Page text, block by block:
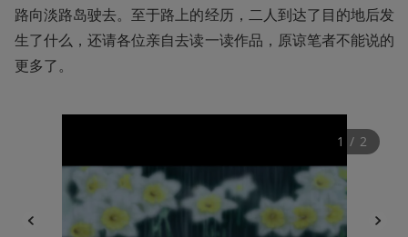
路向淡路岛驶去。至于路上的经历，二人到达了目的地后发
生了什么，还请各位亲自去读一读作品，原谅笔者不能说的
更多了。
1 / 2